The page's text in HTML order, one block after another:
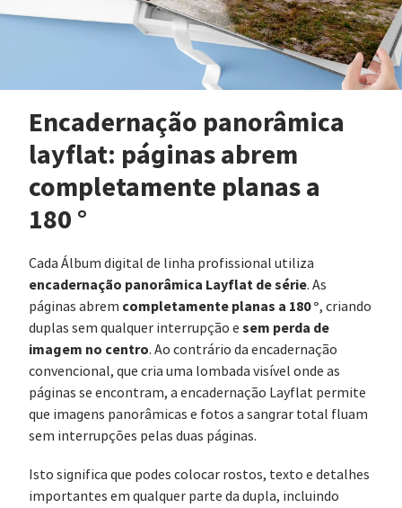
Encadernação panorâmica
layflat: páginas abrem
completamente planas a
180 °
Cada Álbum digital de linha profissional utiliza
encadernação panorâmica Layflat de série. As
páginas abrem completamente planas a 180 °, criando
duplas sem qualquer interrupção e sem perda de
imagem no centro. Ao contrário da encadernação
convencional, que cria uma lombada visível onde as
páginas se encontram, a encadernação Layflat permite
que imagens panorâmicas e fotos a sangrar total fluam
sem interrupções pelas duas páginas.
Isto significa que podes colocar rostos, texto e detalhes
importantes em qualquer parte da dupla, incluindo